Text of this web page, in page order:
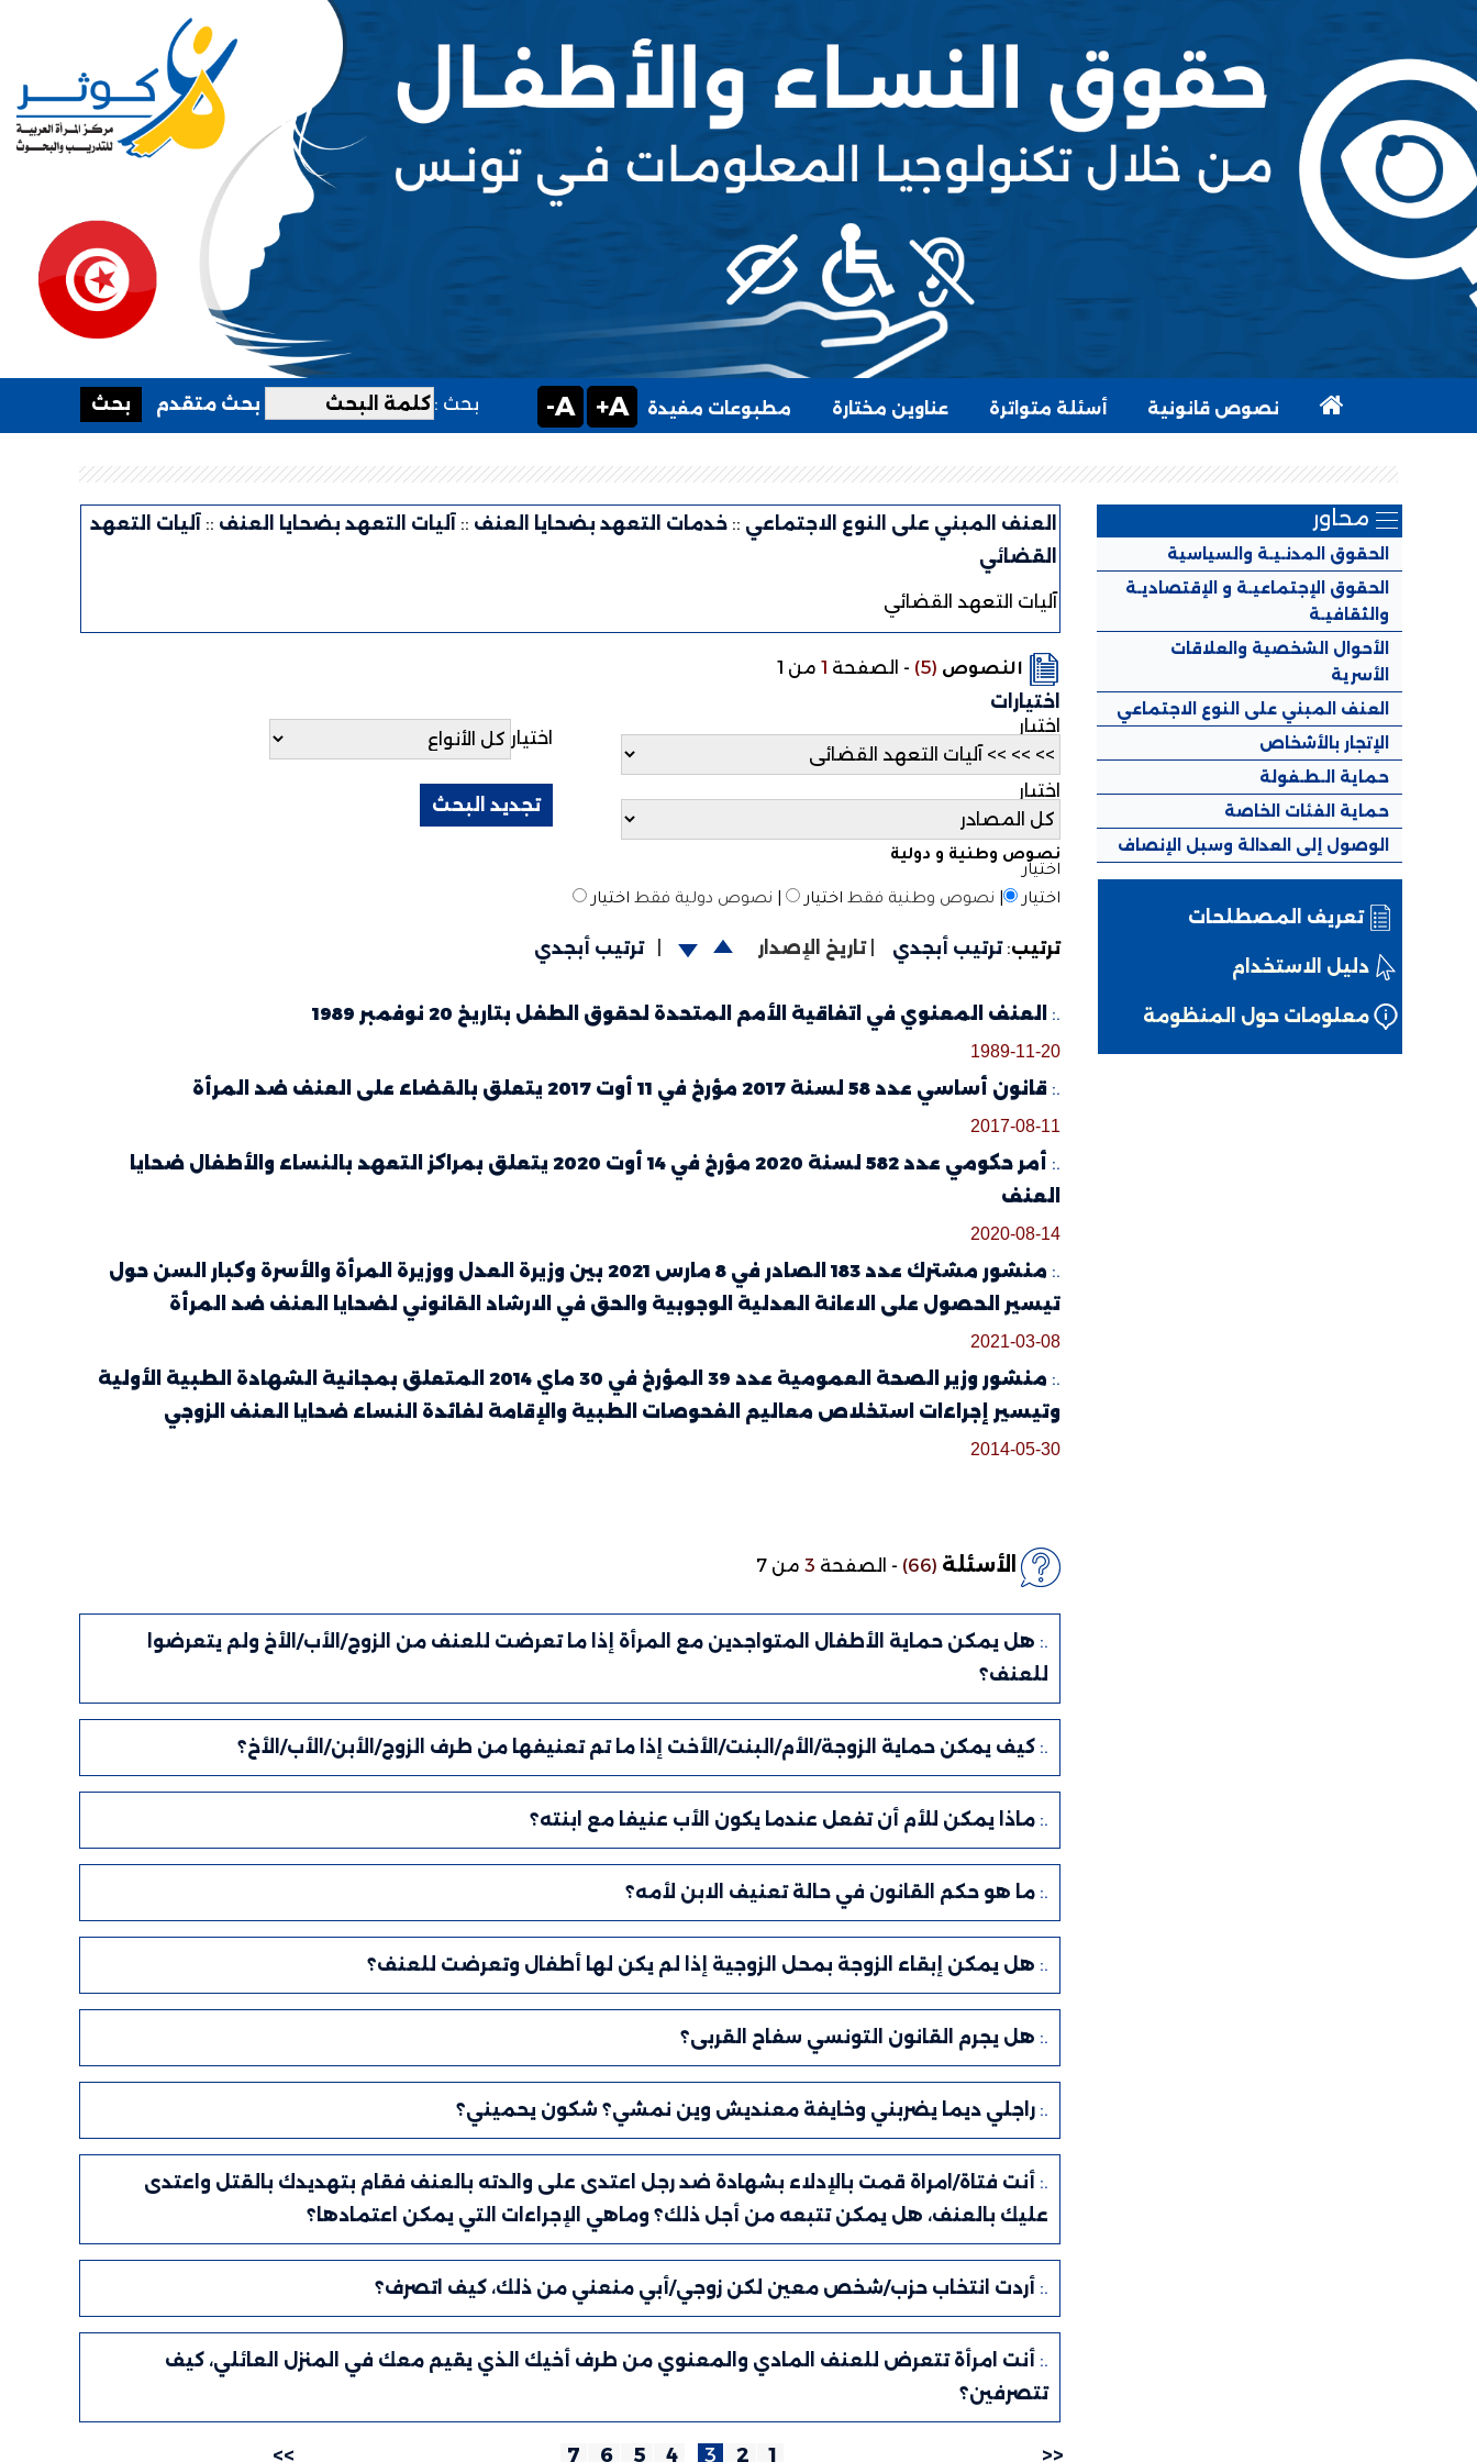
نصوص قانونية أسئلة متواترة عناوين مختارة مطبوعات مفيدة A+
A- بحث : بحث متقدم
محاور
الحقوق المدنـيـة والسياسية
الحقوق الإجتماعيـة و الإقتصاديـة
والثقافيـة
الأحوال الشخصية والعلاقات
الأسرية
العنف المبني على النوع الاجتماعي
الإتجار بالأشخاص
حماية الـطـفولة
حماية الفئات الخاصة
الوصول إلى العدالة وسبل الإنصاف
تعريف المصطلحات
دليل الاستخدام
معلومات حول المنظومة
العنف المبني على النوع الاجتماعي :: خدمات التعهد بضحايا العنف :: آليات التعهد بضحايا العنف :: آليات التعهد
القضائي
آليات التعهد القضائي
النصوص (5)
- الصفحة 1 من 1
اختيارات
اختيار
اختيار
اختيار
نصوص وطنية و دولية
اختيار
اختيار
نصوص وطنية فقط اختيار نصوص دولية فقط اختيار
ترتيب: ترتيب أبجدي |تاريخ الإصدار ترتيب أبجدي
.: العنف المعنوي في اتفاقية الأمم المتحدة لحقوق الطفل بتاريخ 20 نوفمبر 1989
1989-11-20
.: قانون أساسي عدد 58 لسنة 2017 مؤرخ في 11 أوت 2017 يتعلق بالقضاء على العنف ضد المرأة
2017-08-11
.:
أمر حكومي عدد 582 لسنة 2020 مؤرخ في 14 أوت 2020 يتعلق بمراكز التعهد بالنساء والأطفال ضحايا
العنف
2020-08-14
.:
منشور مشترك عدد 183 الصادر في 8 مارس 2021 بين وزيرة العدل ووزيرة المرأة والأسرة وكبار السن حول
تيسير الحصول على الاعانة العدلية الوجوبية والحق في الارشاد القانوني لضحايا العنف ضد المرأة
2021-03-08
.:
منشور وزير الصحة العمومية عدد 39 المؤرخ في 30 ماي 2014 المتعلق بمجانية الشهادة الطبية الأولية
وتيسير إجراءات استخلاص معاليم الفحوصات الطبية والإقامة لفائدة النساء ضحايا العنف الزوجي
2014-05-30
الأسئلة (66)
- الصفحة 3 من 7
.: هل يمكن حماية الأطفال المتواجدين مع المرأة إذا ما تعرضت للعنف من الزوج/الأب/الأخ ولم يتعرضوا
للعنف؟
.: كيف يمكن حماية الزوجة/الأم/البنت/الأخت إذا ما تم تعنيفها من طرف الزوج/الأبن/الأب/الأخ؟
.: ماذا يمكن للأم أن تفعل عندما يكون الأب عنيفا مع ابنته؟
.: ما هو حكم القانون في حالة تعنيف الابن لأمه؟
.: هل يمكن إبقاء الزوجة بمحل الزوجية إذا لم يكن لها أطفال وتعرضت للعنف؟
.: هل يجرم القانون التونسي سفاح القربى؟
.: راجلي ديما يضربني وخايفة معنديش وين نمشي؟ شكون يحميني؟
.: أنت فتاة/امراة قمت بالإدلاء بشهادة ضد رجل اعتدى على والدته بالعنف فقام بتهديدك بالقتل واعتدى
عليك بالعنف، هل يمكن تتبعه من أجل ذلك؟ وماهي الإجراءات التي يمكن اعتمادها؟
.: أردت انتخاب حزب/شخص معين لكن زوجي/أبي منعني من ذلك، كيف اتصرف؟
.: أنت امرأة تتعرض للعنف المادي والمعنوي من طرف أخيك الذي يقيم معك في المنزل العائلي، كيف
تتصرفين؟
<<
1
2
3
4
5
6
7
>>